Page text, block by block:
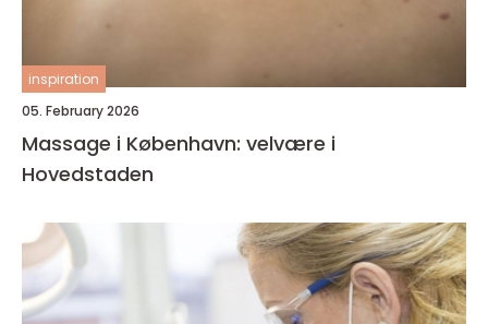
inspiration
05. February 2026
Massage i København: velvære i
Hovedstaden